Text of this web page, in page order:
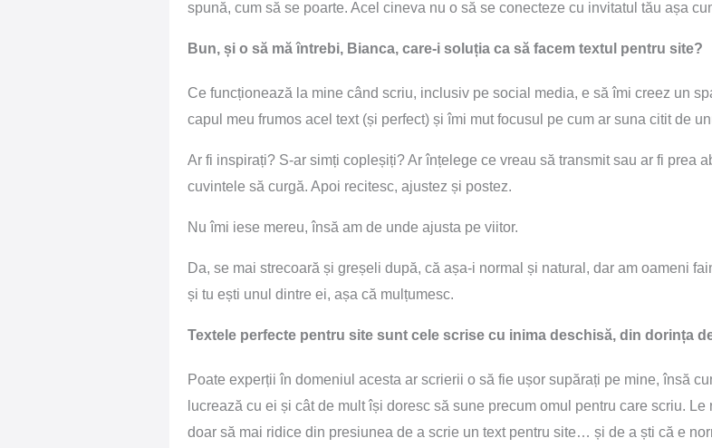
spună, cum să se poarte. Acel cineva nu o să se conecteze cu invitatul tău așa
Bun, și o să mă întrebi, Bianca, care-i soluția ca să facem textul pentru site?
Ce funcționează la mine când scriu, inclusiv pe social media, e să îmi creez un
capul meu frumos acel text (și perfect) și îmi mut focusul pe cum ar suna citit de
Ar fi inspirați? S-ar simți copleșiți? Ar înțelege ce vreau să transmit sau ar fi prea
cuvintele să curgă. Apoi recitesc, ajustez și postez.
Nu îmi iese mereu, însă am de unde ajusta pe viitor.
Da, se mai strecoară și greșeli după, că așa-i normal și natural, dar am oameni
și tu ești unul dintre ei, așa că mulțumesc.
Textele perfecte pentru site sunt cele scrise cu inima deschisă, din dorința
Poate experții în domeniul acesta ar scrierii o să fie ușor supărați pe mine, însă
lucrează cu ei și cât de mult își doresc să sune precum omul pentru care scriu.
doar să mai ridice din presiunea de a scrie un text pentru site… și de a ști că e